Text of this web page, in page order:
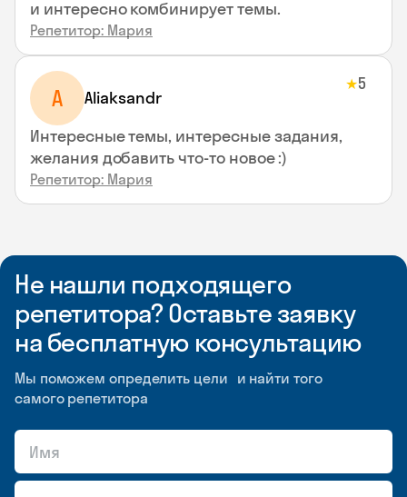
и интересно комбинирует темы.
Репетитор: Мария
A Aliaksandr
★5
Интересные темы, интересные задания,
желания добавить что-то новое :)
Репетитор: Мария
Не нашли подходящего
репетитора? Оставьте заявку
на бесплатную консультацию
Мы поможем определить цели и найти того
самого репетитора